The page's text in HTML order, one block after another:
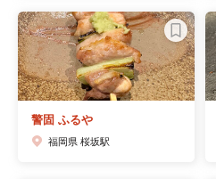
警固 ふるや
福岡県 桜坂駅